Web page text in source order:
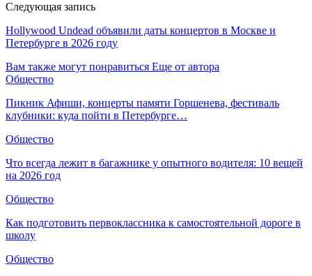
Следующая запись
Hollywood Undead объявили даты концертов в Москве и
Петербурге в 2026 году
Вам также могут понравиться Еще от автора
Общество
Пикник Афиши, концерты памяти Горшенева, фестиваль
клубники: куда пойти в Петербурге…
Общество
Что всегда лежит в багажнике у опытного водителя: 10 вещей
на 2026 год
Общество
Как подготовить первоклассника к самостоятельной дороге в
школу
Общество